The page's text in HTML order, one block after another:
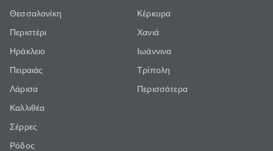
Θεσσαλονίκη
Περιστέρι
Ηράκλειο
Πειραιάς
Λάρισα
Καλλιθέα
Σέρρες
Ρόδος
Κέρκυρα
Χανιά
Ιωάννινα
Τρίπολη
Περισσότερα